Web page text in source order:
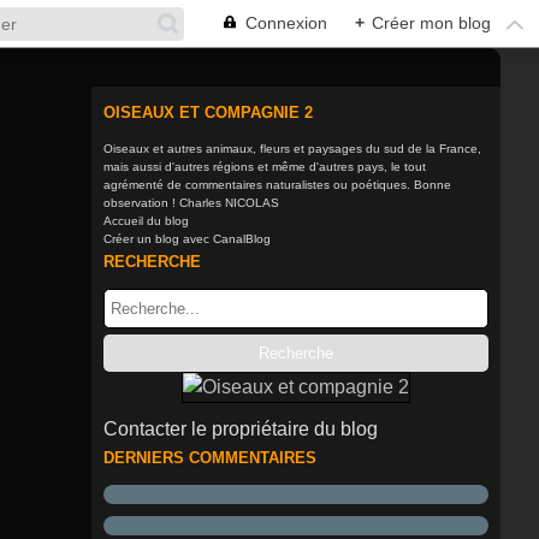
Connexion + Créer mon blog
OISEAUX ET COMPAGNIE 2
Oiseaux et autres animaux, fleurs et paysages du sud de la France,
mais aussi d'autres régions et même d'autres pays, le tout
agrémenté de commentaires naturalistes ou poétiques. Bonne
observation ! Charles NICOLAS
Accueil du blog
Créer un blog avec CanalBlog
RECHERCHE
Contacter le propriétaire du blog
DERNIERS COMMENTAIRES